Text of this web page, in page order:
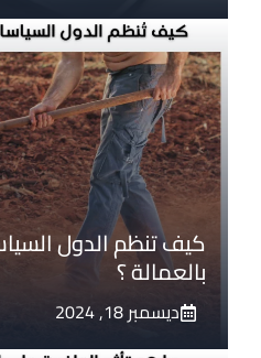
كيف تنظم الدول
بالعمالة ؟
ديسمبر 18, 2024